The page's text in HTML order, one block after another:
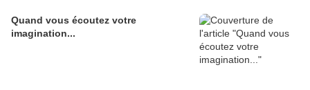
Quand vous écoutez votre
imagination...